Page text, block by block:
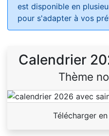
est disponible en
pour s'adapter à vos
Calendrier
Thème
Télécharger en